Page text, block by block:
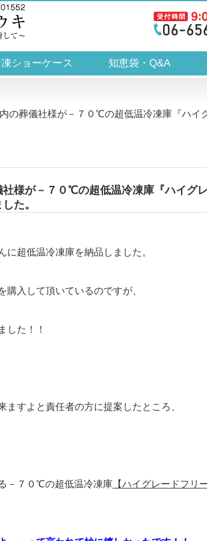
ショーケース 知恵袋・Q&A
の葬儀社様が－７０℃の超低温冷凍庫『ハイ
様が－７０℃の超低温冷凍庫『ハイグ
た。
に超低温冷凍庫を納品しました。
購入して頂いているのですが、
した！！
ますよと責任者の方に提案したところ、
－７０℃の超低温冷凍庫 【ハイグレードフリ